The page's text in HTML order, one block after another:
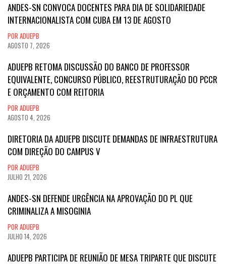
ANDES-SN CONVOCA DOCENTES PARA DIA DE SOLIDARIEDADE
INTERNACIONALISTA COM CUBA EM 13 DE AGOSTO
POR ADUEPB
AGOSTO 7, 2026
ADUEPB RETOMA DISCUSSÃO DO BANCO DE PROFESSOR
EQUIVALENTE, CONCURSO PÚBLICO, REESTRUTURAÇÃO DO PCCR
E ORÇAMENTO COM REITORIA
POR ADUEPB
AGOSTO 4, 2026
DIRETORIA DA ADUEPB DISCUTE DEMANDAS DE INFRAESTRUTURA
COM DIREÇÃO DO CAMPUS V
POR ADUEPB
JULHO 21, 2026
ANDES-SN DEFENDE URGÊNCIA NA APROVAÇÃO DO PL QUE
CRIMINALIZA A MISOGINIA
POR ADUEPB
JULHO 14, 2026
ADUEPB PARTICIPA DE REUNIÃO DE MESA TRIPARTE QUE DISCUTE